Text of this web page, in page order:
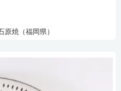
原焼（福岡県）